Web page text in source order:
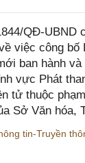
QĐ-UBND
việc công bố
ban hành
vực Phát
tử thuộc
Sở Văn hóa,
tin-Truyền